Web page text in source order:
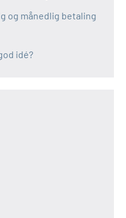
og månedlig betaling
idé?